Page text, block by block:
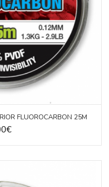
FLUOROCARBON 25M